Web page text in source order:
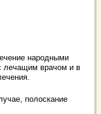
народными
лечащим врачом и в
полоскание